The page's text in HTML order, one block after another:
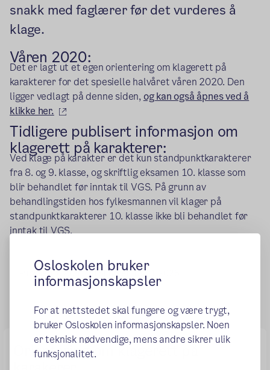
Osloskolen bruker
informasjonskapsler
For at nettstedet skal fungere og være trygt,
bruker Osloskolen informasjonskapsler. Noen
er teknisk nødvendige, mens andre sikrer ulik
funksjonalitet.
snakk med faglærer før det vurderes å
klage.
Våren 2020:
Det er lagt ut et egen orientering om klagerett på
karakterer for det spesielle halvåret våren 2020. Den
ligger vedlagt på denne siden,og kan også åpnes ved å
klikke her.
(ekstern lenke)
Tidligere publisert informasjon om
klagerett på karakterer:
Ved klage på karakter er det kun standpunktkarakterer
fra 8. og 9. klasse, og skriftlig eksamen 10. klasse som
blir behandlet før inntak til VGS. På grunn av
behandlingstiden hos fylkesmannen vil klager på
standpunktkarakterer 10. klasse ikke bli behandlet før
inntak til VGS.
Publisert:07.04.2015 Endret:13.11.2025
Orientering om klagerett på